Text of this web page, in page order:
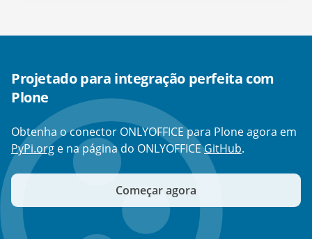
Projetado para integração perfeita com
Plone
Obtenha o conector ONLYOFFICE para Plone agora em
PyPi.org e na página do ONLYOFFICEGitHub.
Começar agora